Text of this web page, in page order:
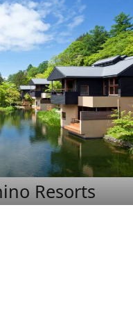
Resorts